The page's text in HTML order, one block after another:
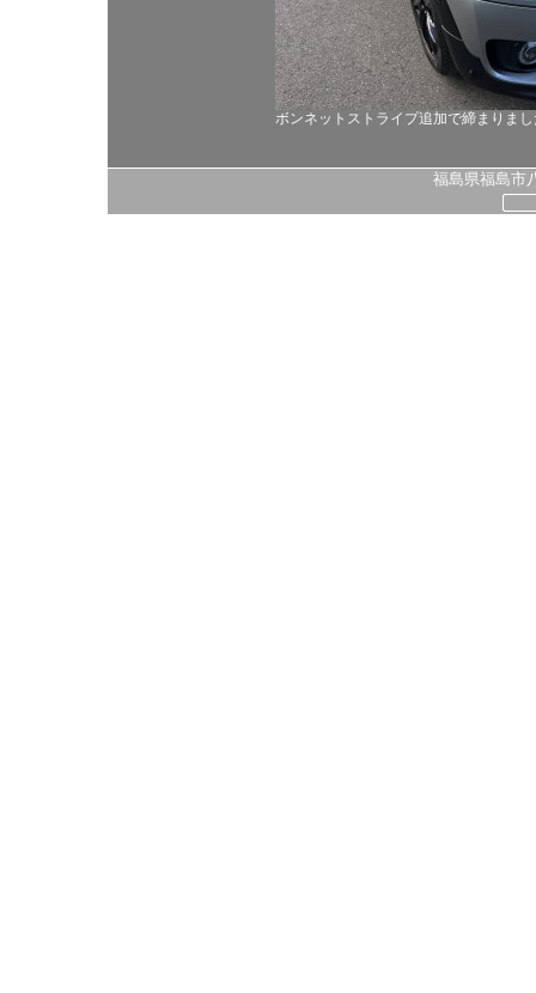
ボンネットストライプ追加で締まりま
福島県福島市